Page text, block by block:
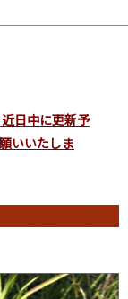
日中に更新予
いいたしま